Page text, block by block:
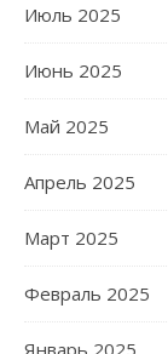
Июль 2025
Июнь 2025
Май 2025
Апрель 2025
Март 2025
Февраль 2025
Январь 2025